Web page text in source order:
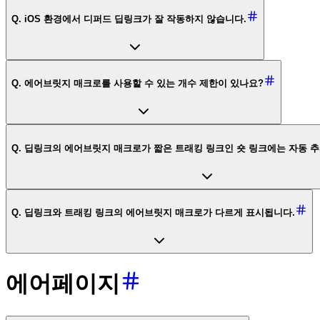
Q. iOS 환경에서 디퍼드 딥링크가 잘 작동하지 않습니다.
Q. 에어브릿지 매크로를 사용할 수 있는 개수 제한이 있나요?
Q. 딥링크의 에어브릿지 매크로가 짧은 트래킹 링크인 숏 링크에는 자동
Q. 딥링크와 트래킹 링크의 에어브릿지 매크로가 다르게 표시됩니다.
에어페이지